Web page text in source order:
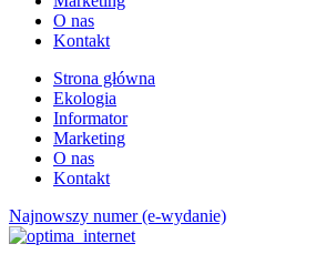
O nas
Kontakt
Strona główna
Ekologia
Informator
Marketing
O nas
Kontakt
Najnowszy numer (e-wydanie)